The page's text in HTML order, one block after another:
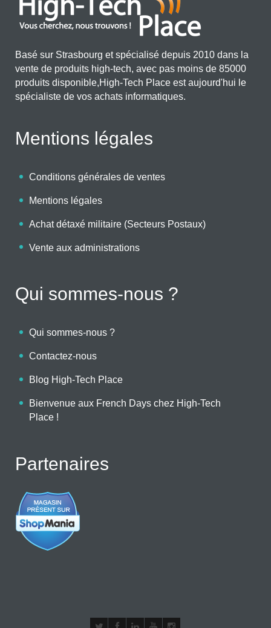
Basé sur Strasbourg et spécialisé depuis 2010 dans la
vente de produits high-tech, avec pas moins de 85000
produits disponible,High-Tech Place est aujourd'hui le
spécialiste de vos achats informatiques.
Mentions légales
Conditions générales de ventes
Mentions légales
Achat détaxé militaire (Secteurs Postaux)
Vente aux administrations
Qui sommes-nous ?
Qui sommes-nous ?
Contactez-nous
Blog High-Tech Place
Bienvenue aux French Days chez High-Tech
Place !
Partenaires